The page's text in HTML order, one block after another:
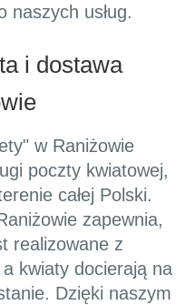
naszych usług.
i dostawa
w Raniżowie
poczty kwiatowej,
całej Polski.
zapewnia,
realizowane z
kwiaty docierają na
Dzięki naszym